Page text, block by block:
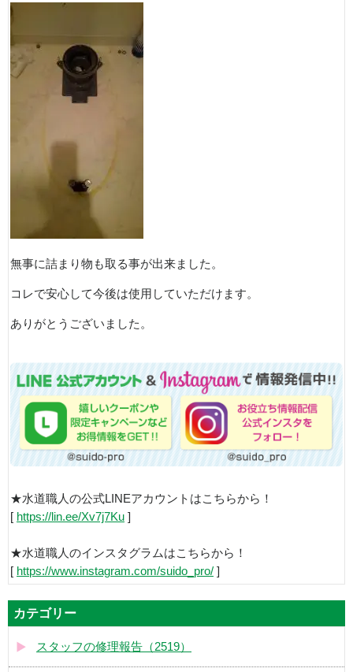
無事に詰まり物も取る事が出来ました。
コレで安心して今後は使用していただけます。
ありがとうございました。
★水道職人の公式LINEアカウントはこちらから！
[ https://lin.ee/Xv7j7Ku ]
★水道職人のインスタグラムはこちらから！
[ https://www.instagram.com/suido_pro/ ]
カテゴリー
スタッフの修理報告（2519）